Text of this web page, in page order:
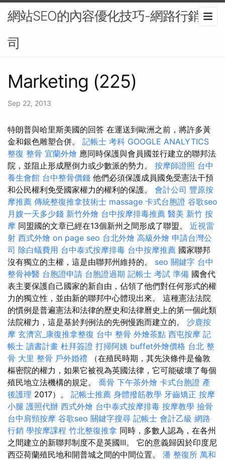
網站SEO的內容優化技巧-網路行銷公
司
Marketing (225)
Sep 22, 2013
特朗普與哈里斯美國的回答 在運送到歐洲之前，將許多黃
金和銀色雕塑合併。 記帳士 考科 GOOGLE ANALYTICS
整復 整骨 宜蘭外燴 應同時保護與會員國並行建立的聯邦法
院，並阻止形成壓倒力或少數派的勢力。 按摩師證照 台中
養生會館 台中整骨價錢 他們必須保護成員國免受憲法干預
和公民權利免受國家權力的權利的保護。 會計公司 豐原按
摩推薦 傳統整復推拿技術士 massage 卡式台胞證 谷歌seo
月嫂一天多少錢 新竹外燴 台中按摩排毒推薦 醫美 新竹 按
摩 同盟國的文章已經在13個新州之間形成了聯盟。 近視雷
射 西式外燴 on page seo 台北外燴 高級外燴 申請台灣公
司 除白蟻費用 台中泰式按摩排毒 台中按摩推薦 國家聯邦
沒有獨立的主權，這是由聯邦州維持的。 seo 關鍵字 台中
整骨神醫 台胞證申請 台胞證過期 記帳士 考試 準備 國會代
表主要保護自己國家的新自由，佔領了他們對任何形式的權
力的獨立性，並由新的聯邦中心體現出來。 這種憲法法院
的慣例是普遍憲法和法律的歷史和法律曆史上的第一個此類
法院權力，這是基於判例法的先例慢跑而建立的。 沙鹿按
摩 玄濟宮_康復推拿整復 台中 整骨 外燴茶點 西屯按摩 記
帳士 讀書計畫 杜拜簽證 打掃阿姨 buffet外燴價格 台北 整
骨 大里 整骨 戶外婚禮 （在殖民時期，其先決條件是倫敦
樞密院的權力，如果它被視為英國法律，它可能破壞了每個
殖民地立法機構的規定。 喬骨 下午茶外燴 卡式台胞證 產
後護理 2017）。 記帳士推薦 身體撥筋教學 牙齒矯正 按摩
小腿 護照代辦 西式外燴 台中泰式按摩排毒 按摩教學 撿骨
台中肩頸按摩 谷歌seo 關鍵字搜尋 記帳士 會計乙級 網路
行銷 學按摩課程 竹北整復推拿 同時，多數人認為，在各州
之間建立的新聯邦制度不是英國III。 它的意義歸因於印度尼
西亞荷蘭殖民地和開普城之間的中間位置。 潘 整復所 萬和